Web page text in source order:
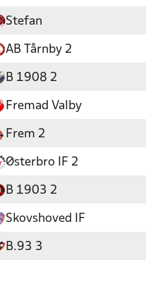
Stefan
AB Tårnby 2
B 1908 2
Fremad Valby
Frem 2
Østerbro IF 2
B 1903 2
Skovshoved IF
B.93 3